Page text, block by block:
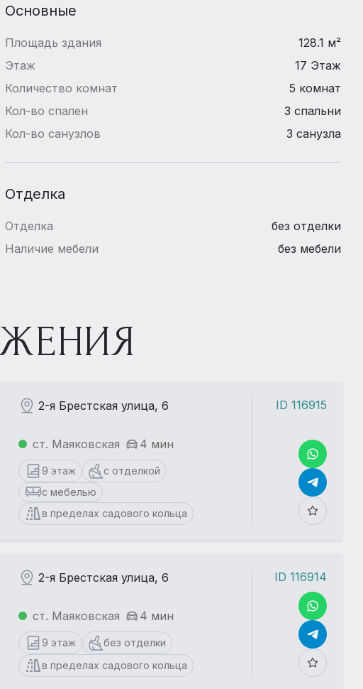
Основные
Площадь здания
128.1 м²
Этаж
17 Этаж
Количество комнат
5 комнат
Кол-во спален
3 спальни
Кол-во санузлов
3 санузла
Отделка
Отделка
без отделки
Наличие мебели
без мебели
2-я Брестская улица, 6
ст. Маяковская 4 мин
9 этаж
с отделкой
с мебелью
в пределах садового кольца
ID 116915
2-я Брестская улица, 6
ст. Маяковская 4 мин
9 этаж
без отделки
в пределах садового кольца
ID 116914